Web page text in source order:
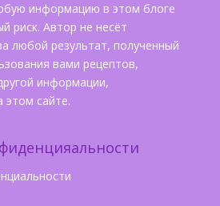
информацию в этом блоге
риск. Автор не несёт
любой результат, полученный
вами рецептов,
информации,
этом сайте.